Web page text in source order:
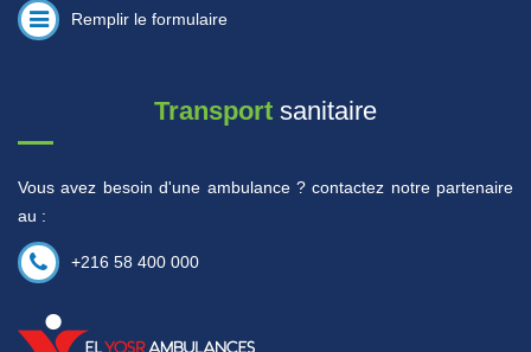
Remplir le formulaire
Transport sanitaire
Vous avez besoin d'une ambulance ? contactez notre partenaire
au :
+216 58 400 000